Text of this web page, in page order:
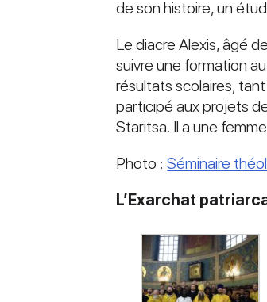
de son histoire, un
Le diacre Alexis, âgé
suivre une formation
résultats scolaires,
participé aux projets
Staritsa. Il a une
Photo :Séminaire
L’Exarchat